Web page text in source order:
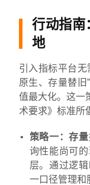
行动指南
地
引入指标平台无
原生、存量替
值最大化。这一
术要求》标准所
策略一：存
询性能尚可
层。通过逻
一口径管理和